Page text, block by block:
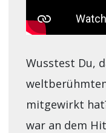
Wusstest Du,
mitgewirkt
war an dem